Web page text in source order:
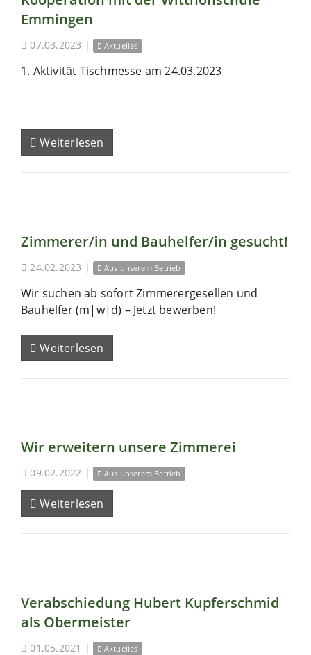
Emmingen
07.03.2023 | Aktuelles
1. Aktivität Tischmesse am 24.03.2023
Weiterlesen
Zimmerer/in und Bauhelfer/in gesucht!
24.02.2023 | Aus unserem Betrieb
Wir suchen ab sofort Zimmerergesellen und
Bauhelfer (m|w|d) – Jetzt bewerben!
Weiterlesen
Wir erweitern unsere Zimmerei
09.02.2022 | Aus unserem Betrieb
Weiterlesen
Verabschiedung Hubert Kupferschmid
als Obermeister
01.05.2021 | Aktuelles